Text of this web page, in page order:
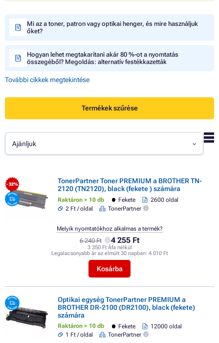
Mi az a toner, patron vagy optikai henger, és mire használjuk
őket?
Hogyan lehet megtakarítani akár 80 %-ot a nyomtatás
összegéből? Megoldás: alternatív festékkazetták
További cikkek megtekintése
Termékek szűrése
Ajánljuk
- 32%
TonerPartner Toner PREMIUM a BROTHER TN-
2120 (TN2120), black (fekete ) számára
Raktáron > 10 db Fekete
2600 oldal
2 Ft / oldal
TonerPartner
6 240 Ft 4 255 Ft
3 350 Ft Áfa nélkül
Legalacsonyabb ár az elmúlt 30 napban: 4 010 Ft
Kosárba
Melyik nyomtatókhoz alkalmas a termék?
Optikai egység TonerPartner PREMIUM a
BROTHER DR-2100 (DR2100), black (fekete)
számára
Raktáron > 10 db Fekete
12000 oldal
1 Ft / oldal
TonerPartner